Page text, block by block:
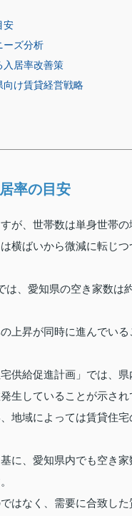
安
ーズ分析
入居率改善策
向け賃貸経営戦略
率の目安
が、世帯数は単身世帯
横ばいから微減に転じ
、愛知県の空き家数は
上昇が同時に進んでい
供給促進計画」では、
生していることが示され
地域によっては賃貸住
に、愛知県内でも空き
はなく、需要に合致し